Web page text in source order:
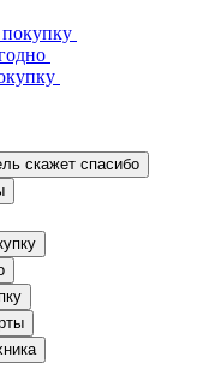
скажет спасибо